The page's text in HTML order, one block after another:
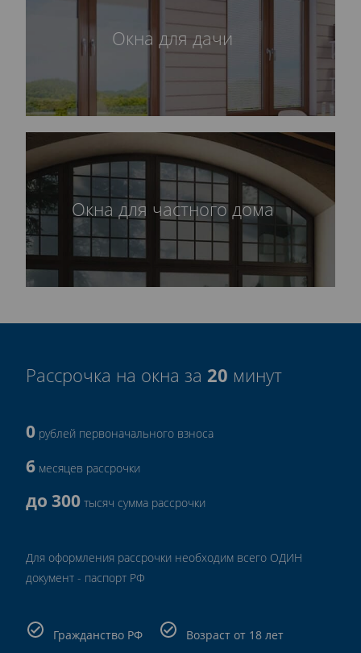
Окна для дачи
Окна для частного дома
Рассрочка на окна за 20 минут
0 рублей первоначального взноса
6 месяцев рассрочки
до 300 тысяч сумма рассрочки
Для оформления рассрочки необходим всего ОДИН
документ - паспорт РФ
Гражданство РФ Возраст от 18 лет